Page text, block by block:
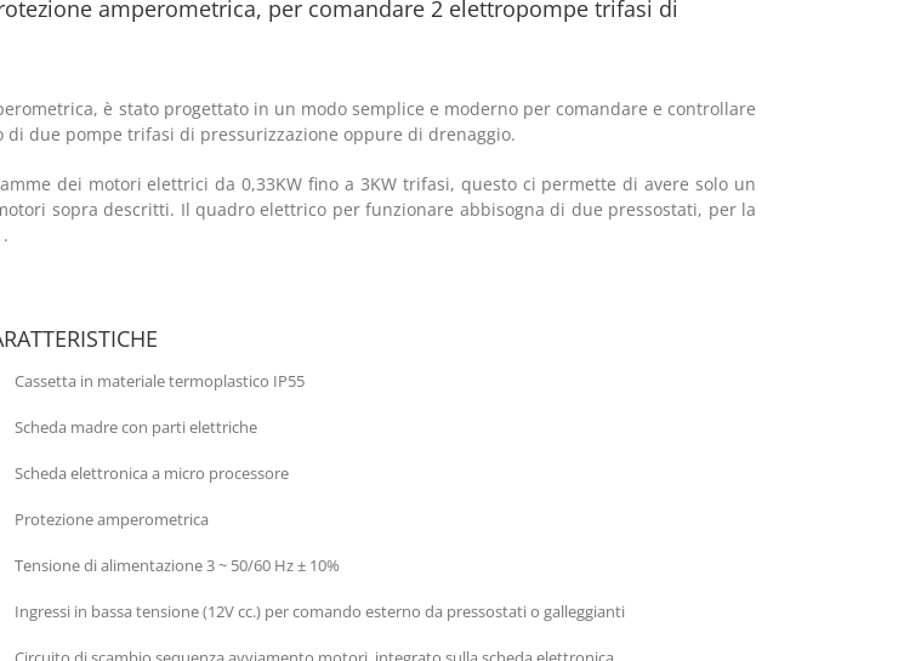
amperometrica, per comandare 2 elettropompe trifasi di
è stato progettato in un modo semplice e moderno per comandare e controllare
due pompe trifasi di pressurizzazione oppure di drenaggio.
dei motori elettrici da 0,33KW fino a 3KW trifasi, questo ci permette di avere solo un
sopra descritti. Il quadro elettrico per funzionare abbisogna di due pressostati, per la
Cassetta in materiale termoplastico IP55
Scheda madre con parti elettriche
Scheda elettronica a micro processore
Protezione amperometrica
Tensione di alimentazione 3 ~ 50/60 Hz ± 10%
Ingressi in bassa tensione (12V cc.) per comando esterno da pressostati o galleggianti